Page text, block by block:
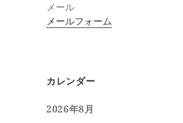
メール
メールフォーム
カレンダー
2026年8月